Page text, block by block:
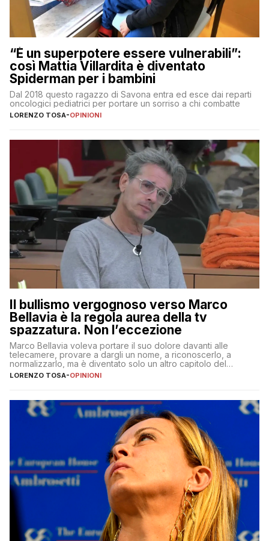
“È un superpotere essere vulnerabili”:
così Mattia Villardita è diventato
Spiderman per i bambini
Dal 2018 questo ragazzo di Savona entra ed esce dai reparti
oncologici pediatrici per portare un sorriso a chi combatte
LORENZO TOSA-OPINIONI
Il bullismo vergognoso verso Marco
Bellavia è la regola aurea della tv
spazzatura. Non l’eccezione
Marco Bellavia voleva portare il suo dolore davanti alle
telecamere, provare a dargli un nome, a riconoscerlo, a
normalizzarlo, ma è diventato solo un altro capitolo del
copione
LORENZO TOSA-OPINIONI